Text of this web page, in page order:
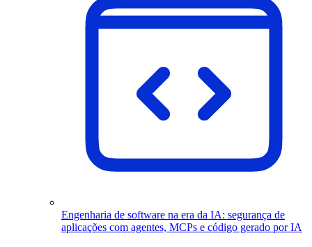
Engenharia de software na era da IA: segurança de
aplicações com agentes, MCPs e código gerado por IA